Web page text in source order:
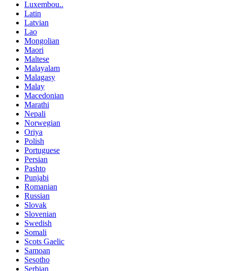
Luxembou..
Latin
Latvian
Lao
Mongolian
Maori
Maltese
Malayalam
Malagasy
Malay
Macedonian
Marathi
Nepali
Norwegian
Oriya
Polish
Portuguese
Persian
Pashto
Punjabi
Romanian
Russian
Slovak
Slovenian
Swedish
Somali
Scots Gaelic
Samoan
Sesotho
Serbian